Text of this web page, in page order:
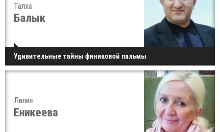
Талха
Балык
Удивительные тайны финиковой пальмы
Лилия
Еникеева